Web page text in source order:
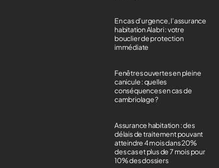
En cas d’urgence, l’assurance
habitation Alabri : votre
bouclier de protection
immédiate
Fenêtres ouvertes en pleine
canicule : quelles
conséquences en cas de
cambriolage ?
Assurance habitation : des
délais de traitement pouvant
atteindre 4 mois dans 20%
des cas et plus de 7 mois pour
10% des dossiers